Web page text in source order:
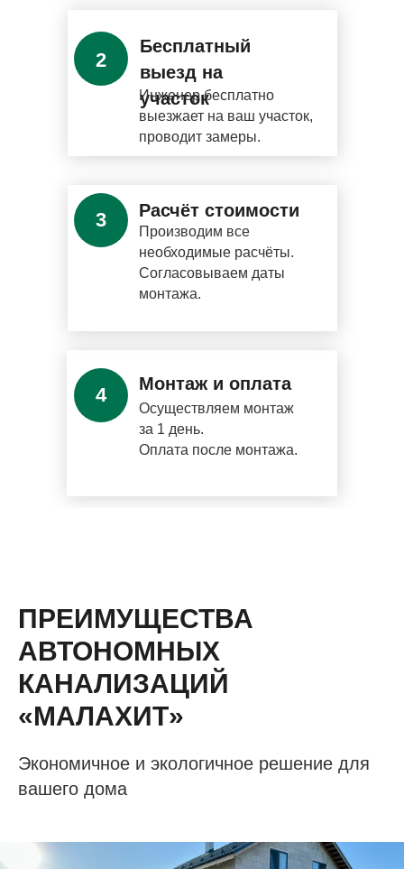
Осуществляем монтаж
за 1 день.
Оплата после монтажа.
Монтаж и оплата
4
Расчёт стоимости
Производим все
необходимые расчёты.
Согласовываем даты
монтажа.
3
Бесплатный
выезд на
участок
Инженер бесплатно
выезжает на ваш участок,
проводит замеры.
2
ПРЕИМУЩЕСТВА
АВТОНОМНЫХ
КАНАЛИЗАЦИЙ
«МАЛАХИТ»
Экономичное и экологичное решение для
вашего дома